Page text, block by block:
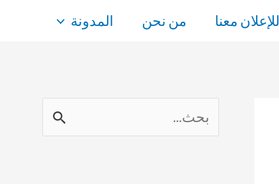
للإعلان معنا من نحن المدونة
ل